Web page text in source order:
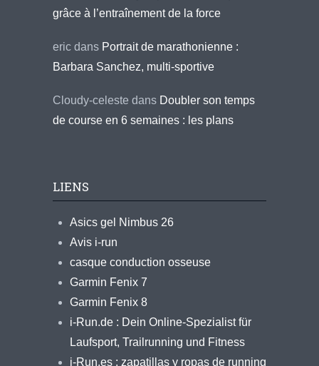
grâce à l’entraînement de la force
eric dans Portrait de marathonienne :
Barbara Sanchez, multi-sportive
Cloudy-celeste dans Doubler son temps
de course en 6 semaines : les plans
LIENS
Asics gel Nimbus 26
Avis i-run
casque conduction osseuse
Garmin Fenix 7
Garmin Fenix 8
i-Run.de : Dein Online-Spezialist für
Laufsport, Trailrunning und Fitness
i-Run.es : zapatillas y ropas de running